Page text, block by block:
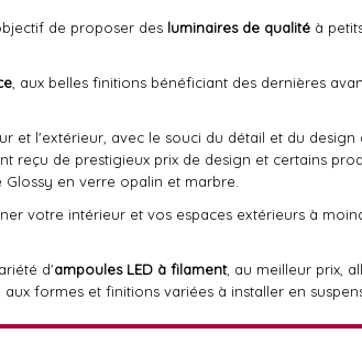
de proposer des luminaires de qualité à
, aux belles finitions bénéficiant des dernières
et l'extérieur, avec le souci du détail et du design
reçu de prestigieux prix de design et certains
en verre opalin et marbre.
votre intérieur et vos espaces extérieurs à
d'ampoules LED à filament, au meilleur prix,
formes et finitions variées à installer en